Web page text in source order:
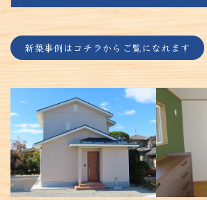
新築事例はコチラからご覧になれます